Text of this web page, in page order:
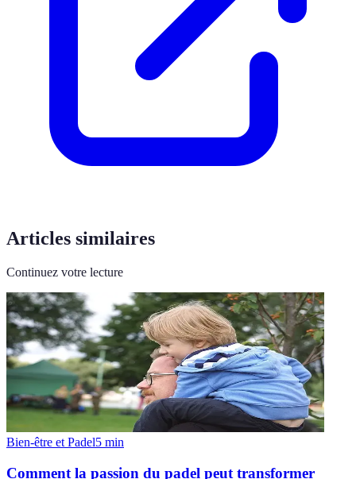
Articles similaires
Continuez votre lecture
Bien-être et Padel5 min
Comment la passion du padel peut transformer